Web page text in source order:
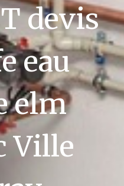
devis
eau
elm
Ville